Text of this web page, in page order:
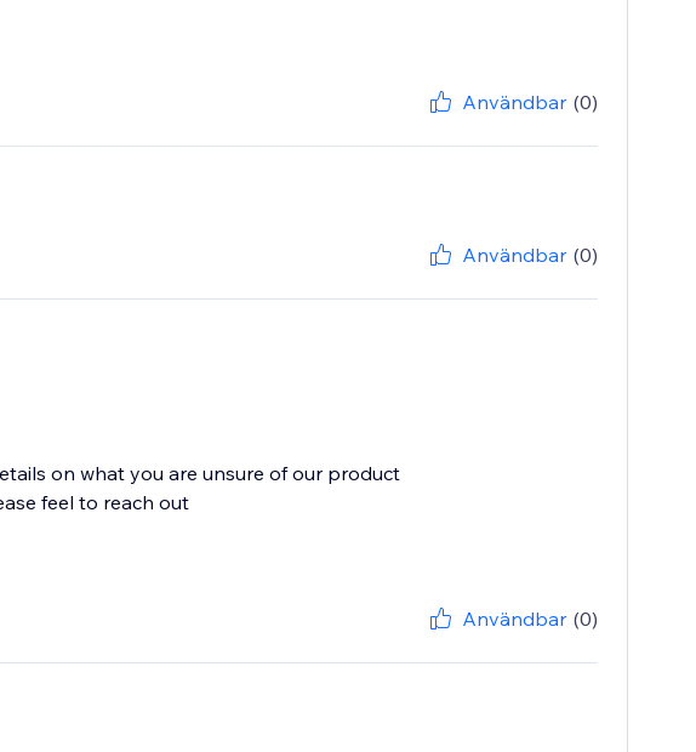
Användbar (0)
Användbar (0)
on what you are unsure of our product
feel to reach out
Användbar (0)